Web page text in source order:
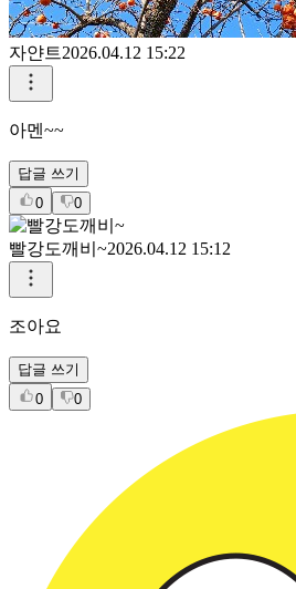
자얀트2026.04.12 15:22
아멘~~
답글 쓰기
0
0
빨강도깨비~2026.04.12 15:12
조아요
답글 쓰기
0
0